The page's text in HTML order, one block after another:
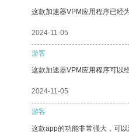
这款加速器VPM应用程序已经
2024-11-05
游客
这款加速器VPM应用程序可以
2024-11-05
游客
这款app的功能非常强大，可